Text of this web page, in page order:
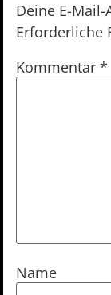
Deine E-
Erforderliche
Kommentar *
Name